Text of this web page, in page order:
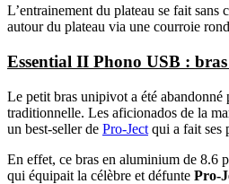
L’entrainement du plateau se fait sans
autour du plateau via une courroie
Essential II Phono USB :
Le petit bras unipivot a été abandonné
traditionnelle. Les aficionados de la
un best-seller de Pro-Ject qui a fait ses
En effet, ce bras en aluminium de 8.6
qui équipait la célèbre et défunte Pro-